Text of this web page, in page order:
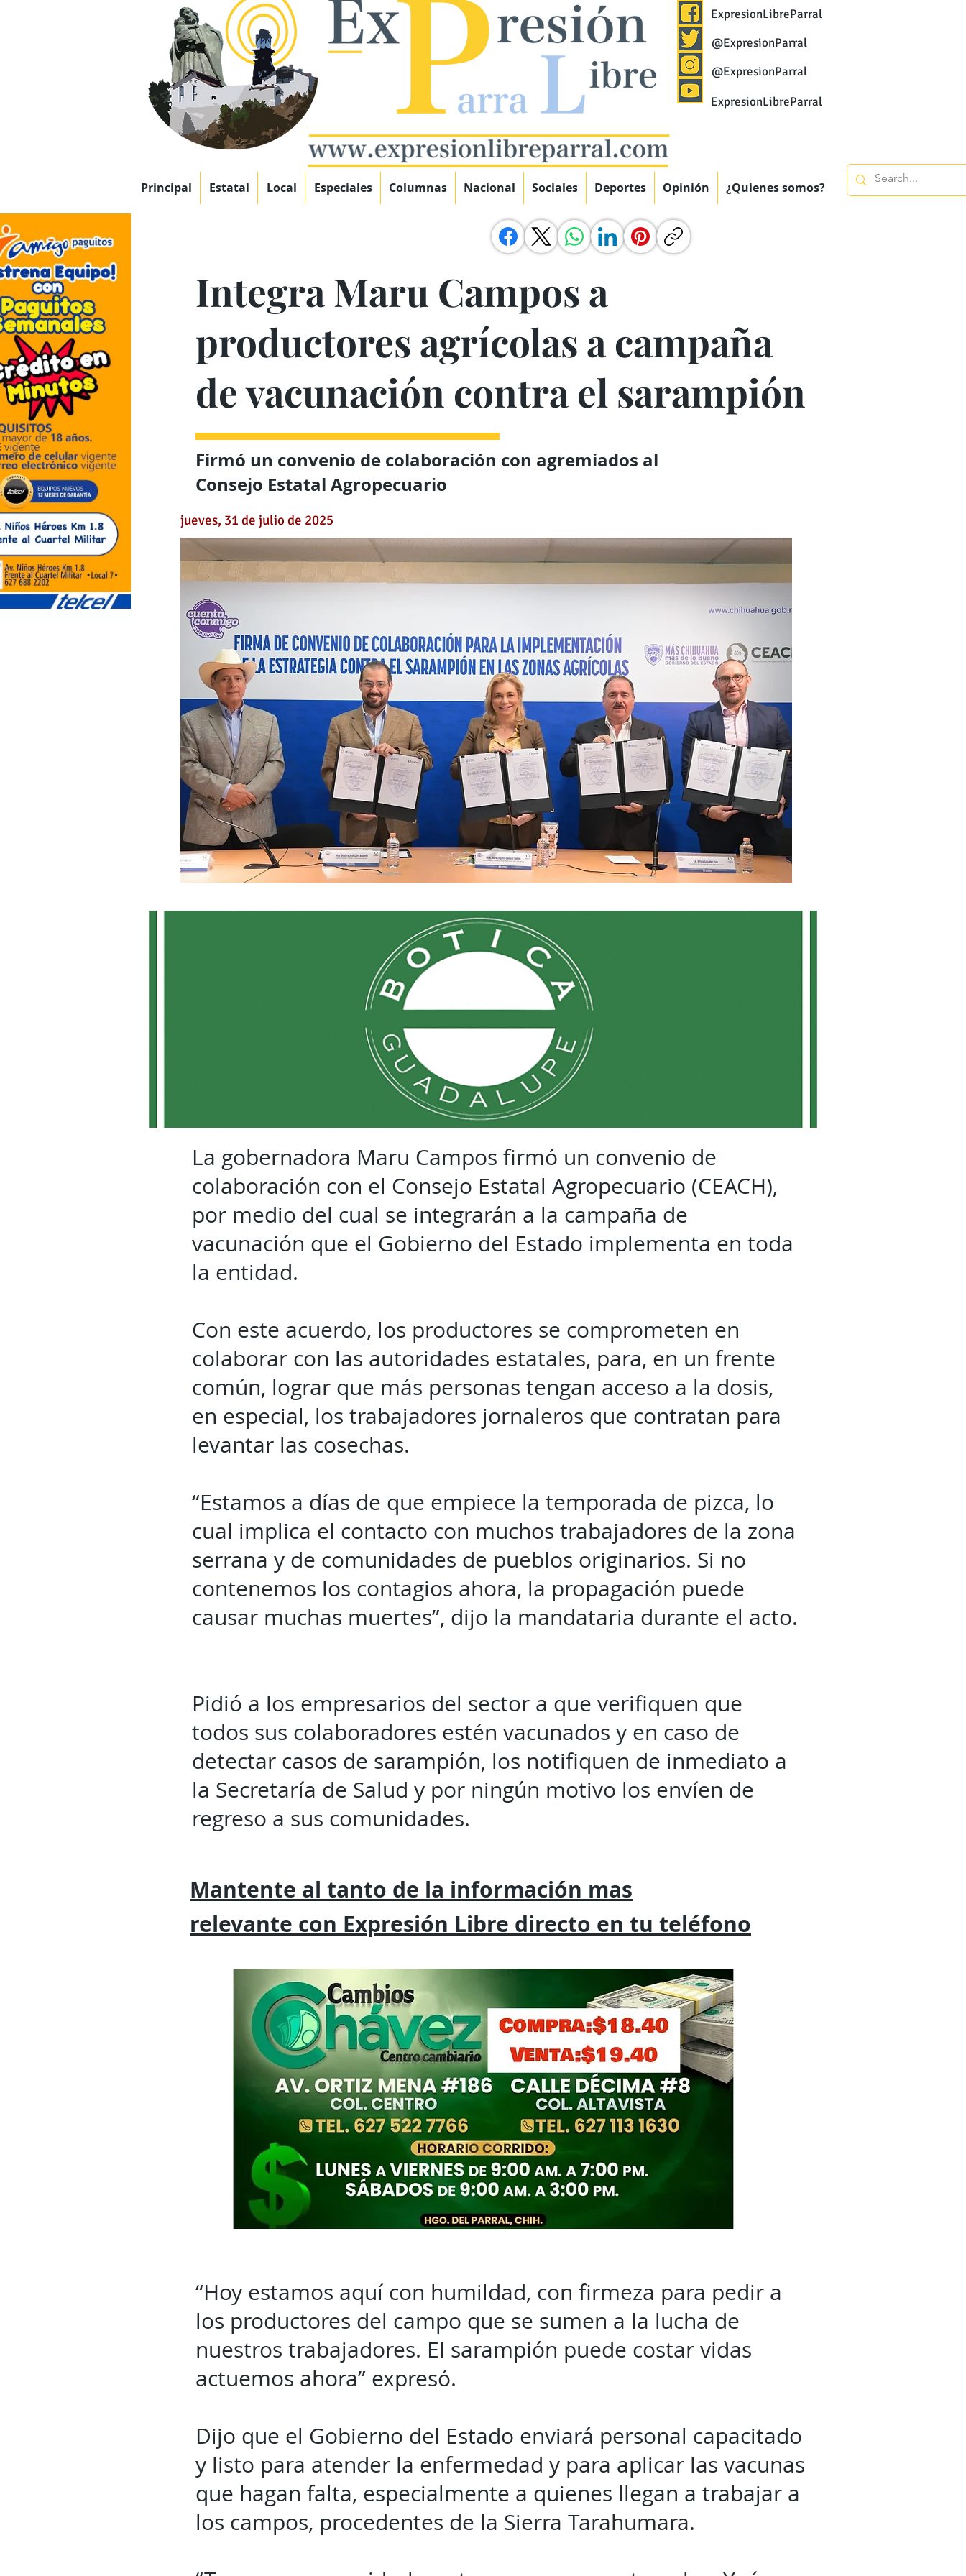
ExpresionLibreParral
@ExpresionParral
@ExpresionParral
ExpresionLibreParral
Principal Estatal Local Especiales Columnas Nacional Sociales Deportes Opinión ¿Quienes somos?
Integra Maru Campos a
productores agrícolas a campaña
de vacunación contra el sarampión
Firmó un convenio de colaboración con agremiados al
Consejo Estatal Agropecuario
jueves, 31 de julio de 2025
La gobernadora Maru Campos firmó un convenio de
colaboración con el Consejo Estatal Agropecuario (CEACH),
por medio del cual se integrarán a la campaña de
vacunación que el Gobierno del Estado implementa en toda
la entidad.
Con este acuerdo, los productores se comprometen en
colaborar con las autoridades estatales, para, en un frente
común, lograr que más personas tengan acceso a la dosis,
en especial, los trabajadores jornaleros que contratan para
levantar las cosechas.
“Estamos a días de que empiece la temporada de pizca, lo
cual implica el contacto con muchos trabajadores de la zona
serrana y de comunidades de pueblos originarios. Si no
contenemos los contagios ahora, la propagación puede
causar muchas muertes”, dijo la mandataria durante el acto.
Pidió a los empresarios del sector a que verifiquen que
todos sus colaboradores estén vacunados y en caso de
detectar casos de sarampión, los notifiquen de inmediato a
la Secretaría de Salud y por ningún motivo los envíen de
regreso a sus comunidades.
Mantente al tanto de la información mas
relevante con Expresión Libre directo en tu teléfono
“Hoy estamos aquí con humildad, con firmeza para pedir a
los productores del campo que se sumen a la lucha de
nuestros trabajadores. El sarampión puede costar vidas
actuemos ahora” expresó.
Dijo que el Gobierno del Estado enviará personal capacitado
y listo para atender la enfermedad y para aplicar las vacunas
que hagan falta, especialmente a quienes llegan a trabajar a
los campos, procedentes de la Sierra Tarahumara.